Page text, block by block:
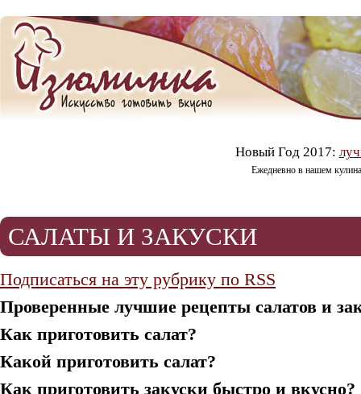
Новый Год 2017:
Ежедневно в нашем
САЛАТЫ И ЗАКУСКИ
Подписаться на эту рубрику по RSS
Проверенные лучшие рецепты салатов и
Как приготовить салат?
Какой приготовить салат?
Как приготовить закуски быстро и вкусно?